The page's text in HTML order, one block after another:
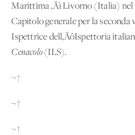
Marittima ‚Äì Livorno (Italia) nel
Capitolo generale per la
Ispettrice dell‚ÄôIspettoria
Cenacolo (ILS).
¬†
¬†
¬†